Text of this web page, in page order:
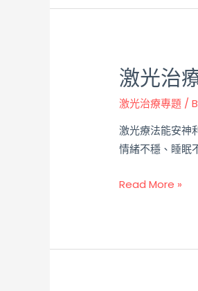
激光治
激光治療專題 /
激光療法能安神
情緒不穩、睡眠
Read More »